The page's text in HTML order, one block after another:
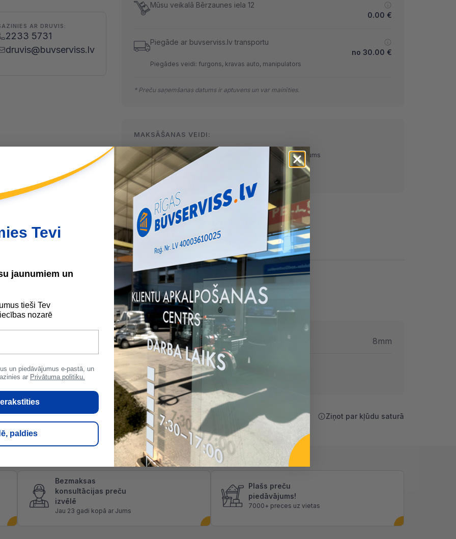
AR DRUVIS:
2233 5731
druvis@buvserviss.lv
Mūsu veikalā Bērzaunes iela 12
0.00 €
Piegāde ar buvserviss.lv transportu
no 30.00 €
Piegādes veidi: furgons, kravas auto, manipulators
* Preču saņemšanas datums ir aptuvens un var mainīties.
MAKSĀŠANAS VEIDI:
Skaidrā naudā (arī preci saņemot)
Maksājumu kartes
Internetbankas
Pārskaitījums
Nomaksa
100 mm Diametrs 8mm
Ziņot par kļūdu saturā
Bezmaksas
konsultācijas preču
izvēlē
Jau 23 gadi kopā ar Jums
Plašs preču
piedāvājums!
7000+ preces uz vietas
Tevi
jaunumiem un
tieši Tev
nozarē
un piedāvājumus e-pastā, un
ar Privātuma politiku.
paldies